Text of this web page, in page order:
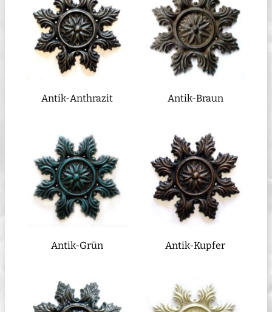
Antik-Anthrazit Antik-Braun
Antik-Grün Antik-Kupfer